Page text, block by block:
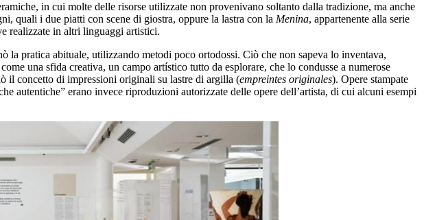
in cui molte delle risorse utilizzate non provenivano soltanto dalla tradizione, ma anche
quali i due piatti con scene di giostra, oppure la lastra con la Menina, appartenente alla serie
realizzate in altri linguaggi artistici.
pratica abituale, utilizzando metodi poco ortodossi. Ciò che non sapeva lo inventava,
una sfida creativa, un campo artístico tutto da esplorare, che lo condusse a numerose
il concetto di impressioni originali su lastre di argilla (empreintes originales). Opere stampate
autentiche” erano invece riproduzioni autorizzate delle opere dell’artista, di cui alcuni esempi